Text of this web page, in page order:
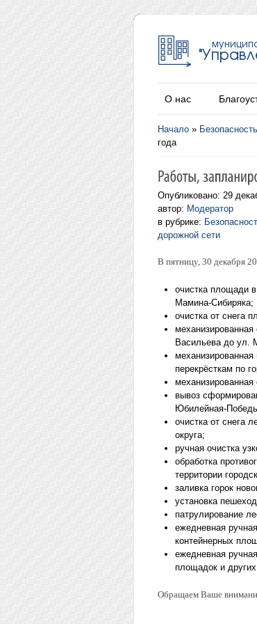
О нас
Начало »
года
Опубликовано: 29
автор: Модератор
в рубрике:
дорожной сети
В пятницу, 30 декабря
очистка площади
Мамина-Сибиряка;
очистка от снега
Васильева до ул.
перекрёсткам по
механизированная
вывоз
Юбилейная-
очистка от снега
округа;
ручная очистка
обработка
территории
заливка горок
установка
патрулирование
ежедневная
контейнерных
ежедневная
площадок и
Обращаем Ваше